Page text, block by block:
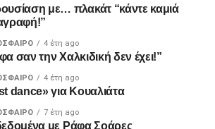
Παναιτωλικού για μαρκάρισμα του
συνολικά από το τσεπάκι του επτά
ADVERTISEMENT
με… πλακάτ “κάντε καμιά
4 έτη ago
σαν την Χαλκιδική δεν έχει!”
4 έτη ago
dance» για Κουαλιάτα
7 έτη ago
με Ράφα Σοάρες